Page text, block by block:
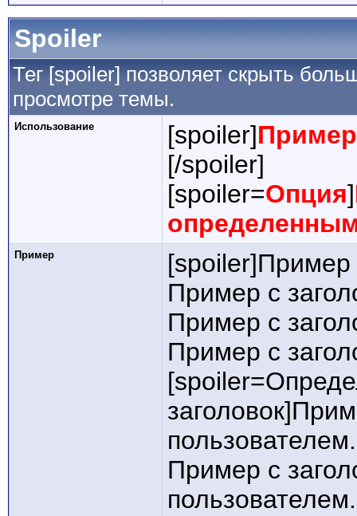
Spoiler
Тег [spoiler] позволяет скрыть
просмотре темы.
Использование [spoiler]
[/spoiler]
[spoiler=Опция]
Пример
[spoiler]Пример
Пример с
Пример с
Пример с
пользователем.
Пример с
пользователем.